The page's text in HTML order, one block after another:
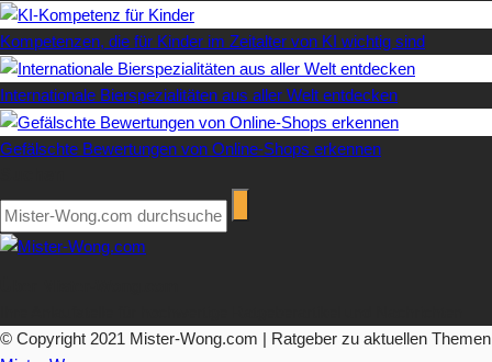
Kompetenzen, die für Kinder im Zeitalter von KI wichtig sind
Internationale Bierspezialitäten aus aller Welt entdecken
Gefälschte Bewertungen von Online-Shops erkennen
© Copyright 2021 Mister-Wong.com | Ratgeber zu aktuellen Themen